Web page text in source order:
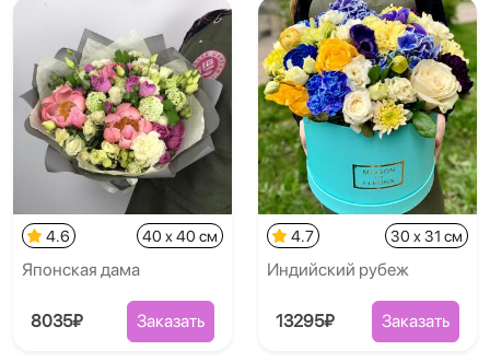
4.6 40 x 40 см
Японская дама
8035₽ Заказать
4.7 30 x 31 см
Индийский рубеж
13295₽ Заказать